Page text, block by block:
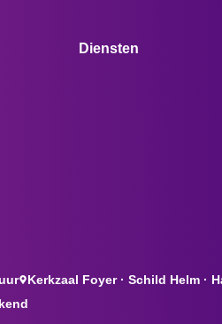
Diensten
Kerkzaal Foyer · Schild Helm ·